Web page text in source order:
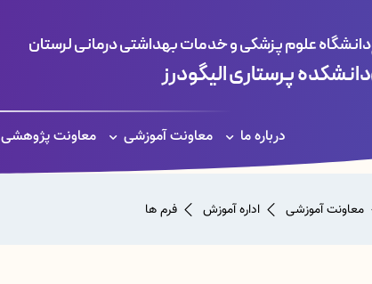
دانشگاه علوم پزشکی و خدمات بهداشتی درمانی لرستان
دانشکده پرستاری الیگودرز
درباره ما معاونت آموزشی معاونت پژوهشی
معاونت آموزشی اداره آموزش فرم ها